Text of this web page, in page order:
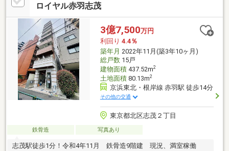
ロイヤル赤羽志茂
3億7,500万円
利回り 4.4％
築年月 2022年11月(築3年10ヶ月)
総戸数15戸
建物面積437.52m2
土地面積80.13m2
京浜東北・根岸線 赤羽駅 徒歩14分
その他の交通
東京都北区志茂２丁目
鉄骨造 写真あり
志茂駅徒歩1分！令和4年11月 鉄骨造9階建 現況、満室稼働